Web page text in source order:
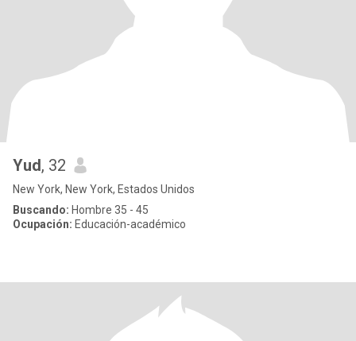
Yud, 32
New York, New York, Estados Unidos
Buscando: Hombre 35 - 45
Ocupación: Educación-académico